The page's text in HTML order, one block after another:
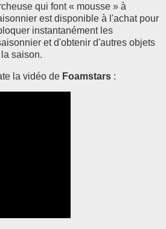
qui font « mousse » à
est disponible à l'achat pour
instantanément les
et d'obtenir d'autres objets
saison.
la vidéo de Foamstars :